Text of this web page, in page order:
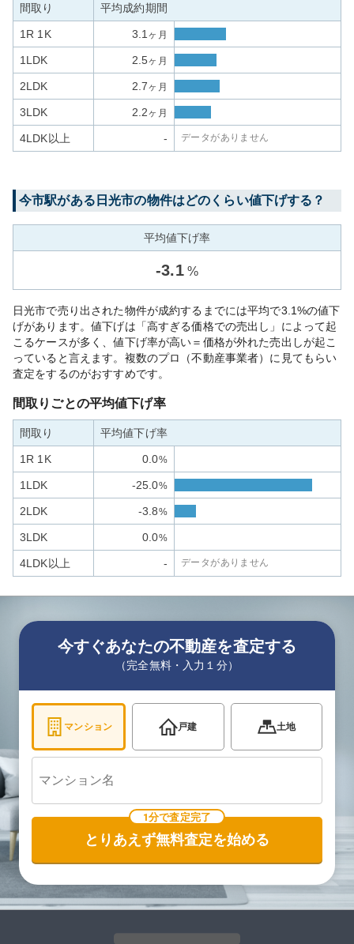
間取り 平均成約期間
1R 1K 3.1 ヶ月
1LDK 2.5ヶ月
2LDK 2.7ヶ月
3LDK 2.2ヶ月
4LDK以上 - データがありません
今市駅がある 日光市の物件はどのくらい値下げする？
平均値下げ率
-3.1 %
日光市で売り出された物件が成約するまでには平均で3.1%の値下
げがあります。値下げは「高すぎる価格での売出し」によって起
こるケースが多く、値下げ率が高い＝価格が外れた売出しが起こ
っていると言えます。複数のプロ（不動産事業者）に見てもらい
査定をするのがおすすめです。
間取りごとの平均値下げ率
間取り 平均値下げ率
1R 1K 0.0%
1LDK -25.0%
2LDK -3.8%
3LDK 0.0%
4LDK以上 - データがありません
今すぐあなたの不動産を査定する
（完全無料・入力１分）
マンション 戸建 土地
1分で査定完了
とりあえず無料査定を始める